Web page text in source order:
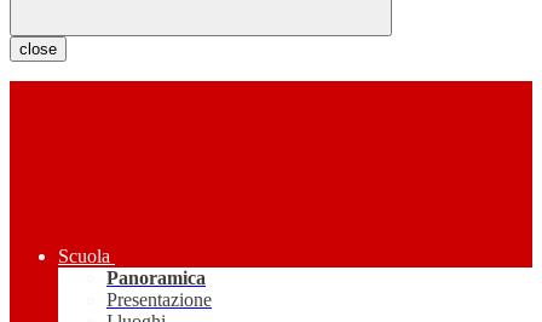
close
Scuola
Panoramica
Presentazione